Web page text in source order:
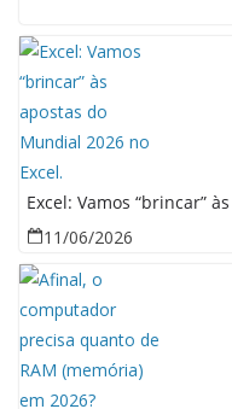
Excel: Vamos “brincar”
11/06/2026